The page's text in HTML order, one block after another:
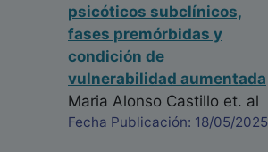
psicóticos subclínicos,
fases premórbidas y
condición de
vulnerabilidad aumentada
Maria Alonso Castillo et. al
Fecha Publicación: 18/05/2025